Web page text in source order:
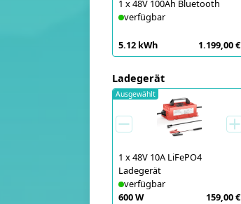
1 x48V 100Ah Bluetooth
verfügbar
5.12 kWh 1.199,00 €
Ladegerät
1 x48V 10A LiFePO4
Ladegerät
verfügbar
600 W
159,00 €
Ausgewählt